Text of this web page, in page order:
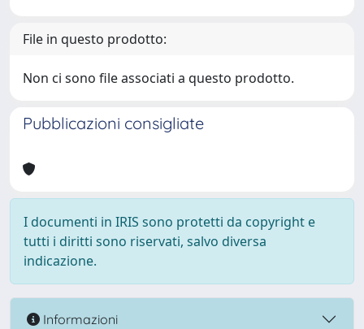
File in questo prodotto:
Non ci sono file associati a questo prodotto.
Pubblicazioni consigliate
I documenti in IRIS sono protetti da copyright e
tutti i diritti sono riservati, salvo diversa
indicazione.
Informazioni